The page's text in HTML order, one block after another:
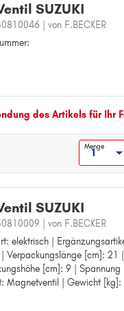
SUZUKI
| von F.BECKER
des Artikels für Ihr
Menge
SUZUKI
| von F.BECKER
elektrisch |
| Verpackungslänge [cm]: 21
[cm]: 9 |
Magnetventil | Gewicht
elektrisch
Ergänzende Info:
[cm]: 21
[cm]: 10